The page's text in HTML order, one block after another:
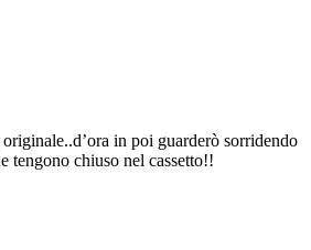
in poi guarderò sorridendo
tengono chiuso nel cassetto!!